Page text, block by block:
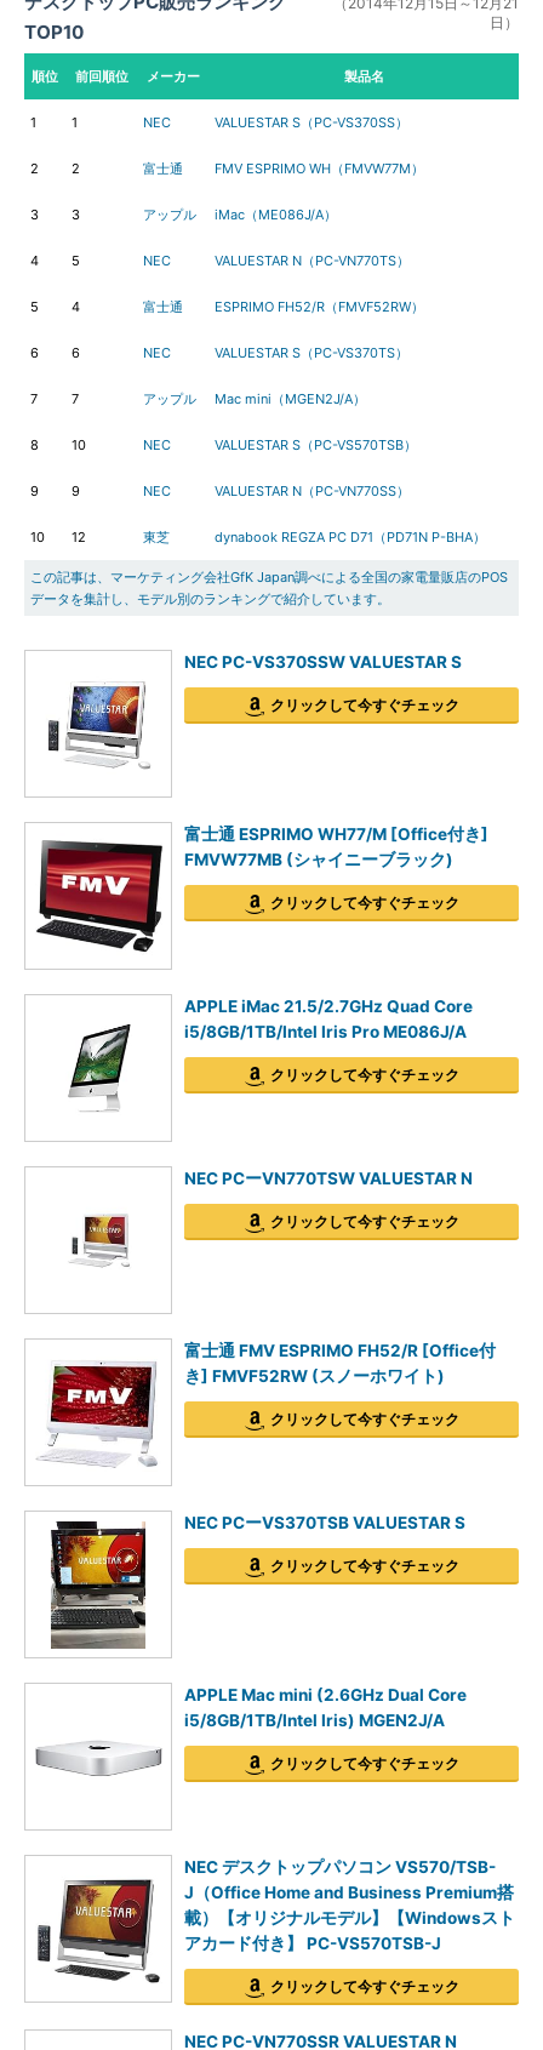
TOP10
日）
順位 前回順位 メーカー 製品名
1 1 NEC VALUESTAR S（PC-VS370SS）
2 2 富士通 FMV ESPRIMO WH（FMVW77M）
3 3 アップル iMac（ME086J/A）
4 5 NEC VALUESTAR N（PC-VN770TS）
5 4 富士通 ESPRIMO FH52/R（FMVF52RW）
6 6 NEC VALUESTAR S（PC-VS370TS）
7 7 アップル Mac mini（MGEN2J/A）
8 10 NEC VALUESTAR S（PC-VS570TSB）
9 9 NEC VALUESTAR N（PC-VN770SS）
10 12 東芝 dynabook REGZA PC D71（PD71N P-BHA）
この記事は、マーケティング会社GfK Japan調べによる全国の家電量販店のPOS
データを集計し、モデル別のランキングで紹介しています。
NEC PC-VS370SSW VALUESTAR S
クリックして今すぐチェック
富士通 ESPRIMO WH77/M [Office付き]
FMVW77MB (シャイニーブラック)
クリックして今すぐチェック
APPLE iMac 21.5/2.7GHz Quad Core
i5/8GB/1TB/Intel Iris Pro ME086J/A
クリックして今すぐチェック
NEC PCーVN770TSW VALUESTAR N
クリックして今すぐチェック
富士通 FMV ESPRIMO FH52/R [Office付
き] FMVF52RW (スノーホワイト)
クリックして今すぐチェック
NEC PCーVS370TSB VALUESTAR S
クリックして今すぐチェック
APPLE Mac mini (2.6GHz Dual Core
i5/8GB/1TB/Intel Iris) MGEN2J/A
クリックして今すぐチェック
NEC デスクトップパソコン VS570/TSB-
J（Office Home and Business Premium搭
載）【オリジナルモデル】【Windowsスト
アカード付き】 PC-VS570TSB-J
クリックして今すぐチェック
NEC PC-VN770SSR VALUESTAR N